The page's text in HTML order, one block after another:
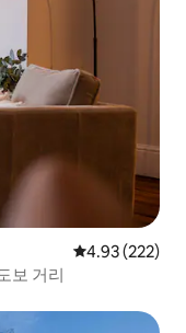
평점 4.93점(5
4.93 (222)
보 거리